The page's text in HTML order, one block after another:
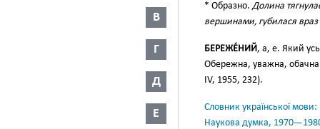
В
Г
Д
Е
* Образно.Долина
вершинами, губилася враз
БЕРЕЖЕ́НИЙ, а, е. Який
Обережна, уважна,
IV, 1955, 232).
Словник української
Наукова думка,